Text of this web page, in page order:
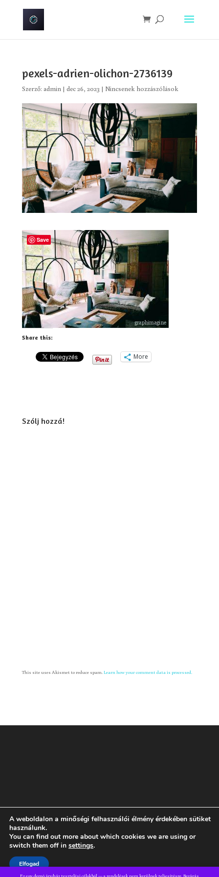
pexels-adrien-olichon-2736139
Szerző: admin| dec 26, 2023 | Nincsenek hozzászólások
Share this:
More
Szólj hozzá!
This site uses Akismet to reduce spam.Learn how your comment data is processed.
Rólam GYIK ÁSZF Adatvédelmi tájékoztató
A weboldalon a minőségi felhasználói élmény érdekében sütiket
használunk.
You can find out more about which cookies we are using or
switch them off in settings.
Elfogad
Save